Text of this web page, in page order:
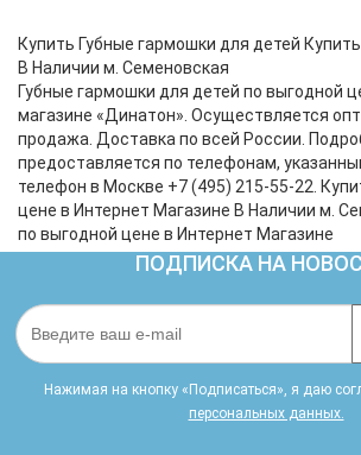
нержавеющая сталь Корпус: ABS
цвета Цвет: черный Кар..
Купить Губные гармошки для детей
В Наличии м. Семеновская
Губные гармошки для детей по выгодной
магазине «Динатон». Осуществляется
продажа. Доставка по всей России.
предоставляется по телефонам,
телефон в Москве +7 (495) 215-55-22.
цене в Интернет Магазине В Наличии м.
по выгодной цене в Интернет Магазине
ПОДПИСКА НА
Нажимая на кнопку «Подписаться», я даю
персональных данных.